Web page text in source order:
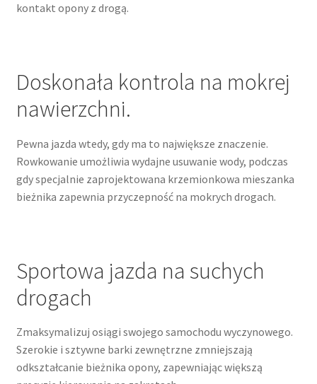
kontakt opony z drogą.
Doskonała kontrola na mokrej
nawierzchni.
Pewna jazda wtedy, gdy ma to największe znaczenie.
Rowkowanie umożliwia wydajne usuwanie wody, podczas
gdy specjalnie zaprojektowana krzemionkowa mieszanka
bieżnika zapewnia przyczepność na mokrych drogach.
Sportowa jazda na suchych
drogach
Zmaksymalizuj osiągi swojego samochodu wyczynowego.
Szerokie i sztywne barki zewnętrzne zmniejszają
odkształcanie bieżnika opony, zapewniając większą